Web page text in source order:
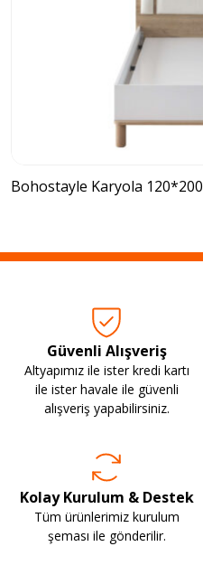
Bohostayle Karyola 120*200
Güvenli Alışveriş
Altyapımız ile ister kredi kartı
ile ister havale ile güvenli
alışveriş yapabilirsiniz.
Kolay Kurulum & Destek
Tüm ürünlerimiz kurulum
şeması ile gönderilir.